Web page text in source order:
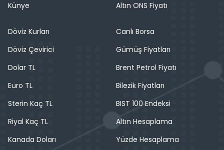
Künye
Altın ONS Fiyatı
Döviz Kurları
Döviz Çevirici
Dolar TL
Euro TL
Sterin Kaç TL
Riyal Kaç TL
Kanada Doları
Canlı Borsa
Gümüş Fiyatları
Brent Petrol Fiyatı
Bilezik Fiyatları
BIST 100 Endeksi
Altın Hesaplama
Yüzde Hesaplama